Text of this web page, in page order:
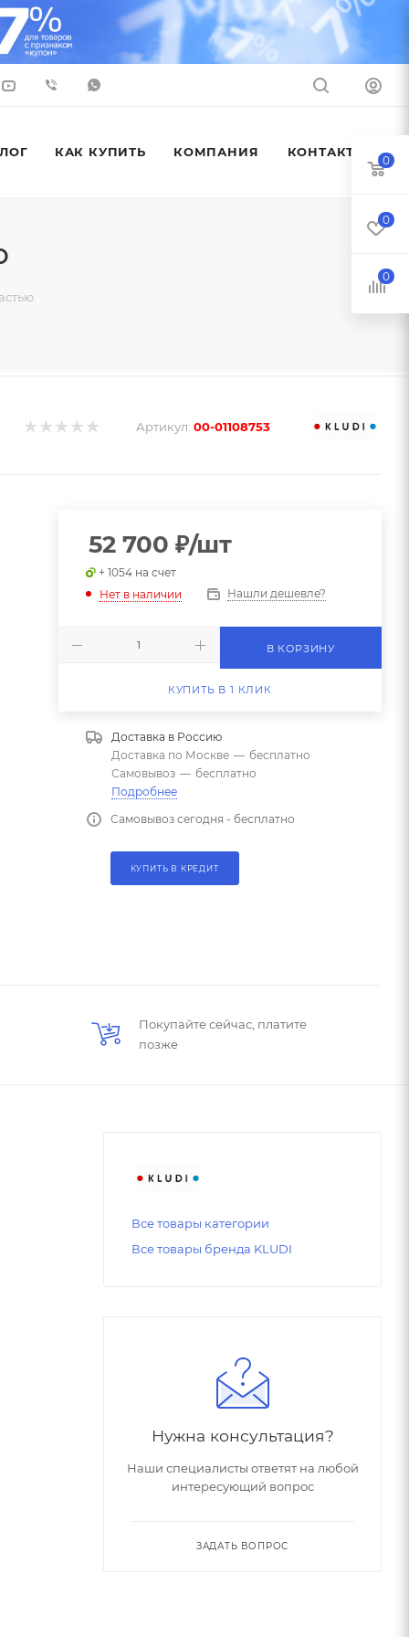
КАК КУПИТЬ КОМПАНИЯ КОНТАКТЫ
Артикул: 00-01108753
52 700 ₽/шт
+ 1054 на счет
Нет в наличии
Нашли дешевле?
В КОРЗИНУ
КУПИТЬ В 1 КЛИК
Доставка в Россию
Доставка по Москве — бесплатно
Самовывоз — бесплатно
Подробнее
Самовывоз сегодня - бесплатно
КУПИТЬ В КРЕДИТ
Покупайте сейчас, платите
позже
Все товары категории
Все товары бренда KLUDI
Нужна консультация?
Наши специалисты ответят на любой
интересующий вопрос
ЗАДАТЬ ВОПРОС
0
0
0